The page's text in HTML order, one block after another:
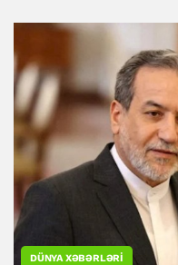
DÜNYA XƏBƏRLƏRI